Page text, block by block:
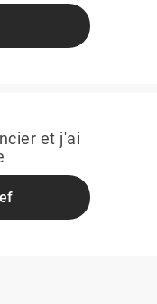
et j'ai